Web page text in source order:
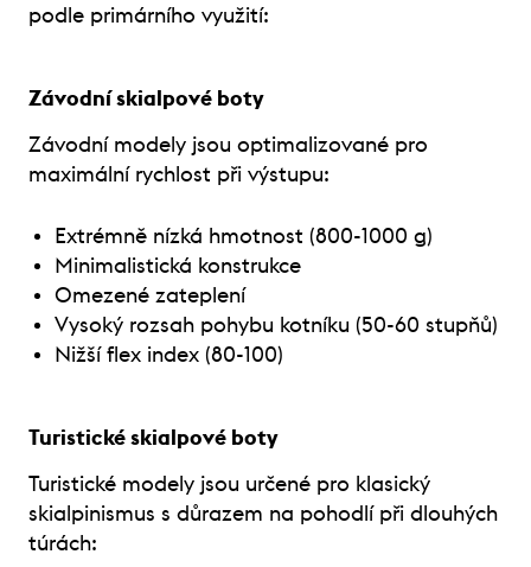
podle primárního využití:
Závodní skialpové boty
Závodní modely jsou optimalizované pro
maximální rychlost při výstupu:
Extrémně nízká hmotnost (800-1000 g)
Minimalistická konstrukce
Omezené zateplení
Vysoký rozsah pohybu kotníku (50-60 stupňů)
Nižší flex index (80-100)
Turistické skialpové boty
Turistické modely jsou určené pro klasický
skialpinismus s důrazem na pohodlí při dlouhých
túrách: